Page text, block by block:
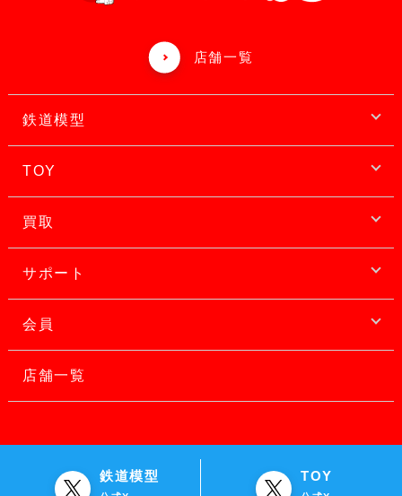
店舗一覧
鉄道模型
TOY
買取
サポート
会員
店舗一覧
鉄道模型 TOY